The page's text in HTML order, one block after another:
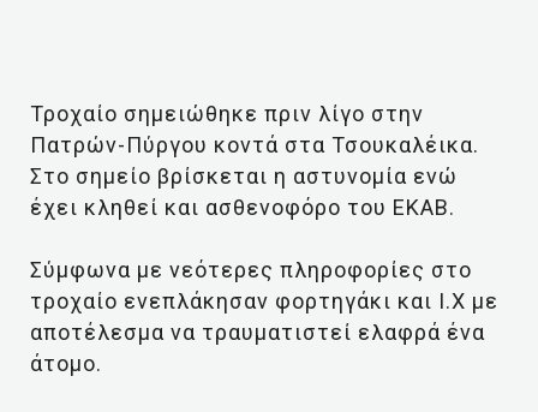
Τροχαίο σημειώθηκε πριν λίγο στην
Πατρών-Πύργου κοντά στα Τσουκαλέικα.
Στο σημείο βρίσκεται η αστυνομία ενώ
έχει κληθεί και ασθενοφόρο του ΕΚΑΒ.
Σύμφωνα με νεότερες πληροφορίες στο
τροχαίο ενεπλάκησαν φορτηγάκι και Ι.Χ με
αποτέλεσμα να τραυματιστεί ελαφρά ένα
άτομο.